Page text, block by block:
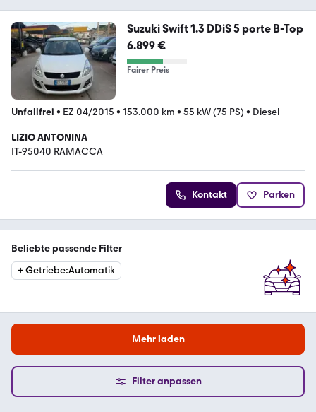
Suzuki Swift 1.3 DDiS 5 porte B-Top
6.899 €
Fairer Preis
Unfallfrei • EZ 04/2015 • 153.000 km • 55 kW (75 PS) • Diesel
LIZIO ANTONINA
IT-95040 RAMACCA
Kontakt Parken
Beliebte passende Filter
+Getriebe:Automatik
Mehr laden
Filter anpassen